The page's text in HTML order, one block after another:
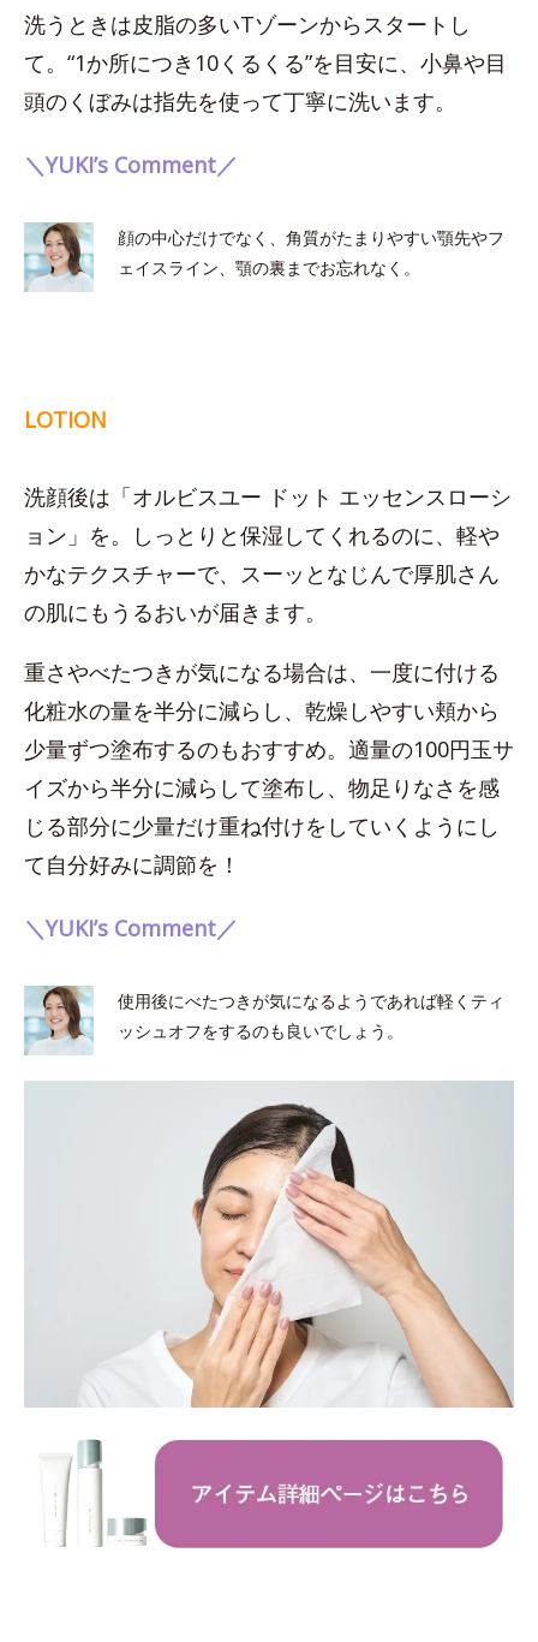
洗うときは皮脂の多いTゾーンからスタートし
て。“1か所につき10くるくる”を目安に、小鼻や目
頭のくぼみは指先を使って丁寧に洗います。
＼YUKI’s Comment／
顔の中心だけでなく、角質がたまりやすい顎先やフ
ェイスライン、顎の裏までお忘れなく。
LOTION
洗顔後は「オルビスユー ドット エッセンスローシ
ョン」を。しっとりと保湿してくれるのに、軽や
かなテクスチャーで、スーッとなじんで厚肌さん
の肌にもうるおいが届きます。
重さやべたつきが気になる場合は、一度に付ける
化粧水の量を半分に減らし、乾燥しやすい頬から
少量ずつ塗布するのもおすすめ。適量の100円玉サ
イズから半分に減らして塗布し、物足りなさを感
じる部分に少量だけ重ね付けをしていくようにし
て自分好みに調節を！
＼YUKI’s Comment／
使用後にべたつきが気になるようであれば軽くティ
ッシュオフをするのも良いでしょう。